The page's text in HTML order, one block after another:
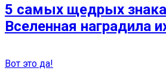
5 самых щедрых
Вселенная наградила
Вот это да!